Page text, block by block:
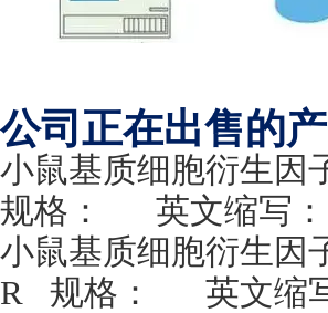
公司正在出售的产
小鼠基质细胞衍生因
规格：
英文缩写：
小鼠基质细胞衍生因
R
规格： 英文缩